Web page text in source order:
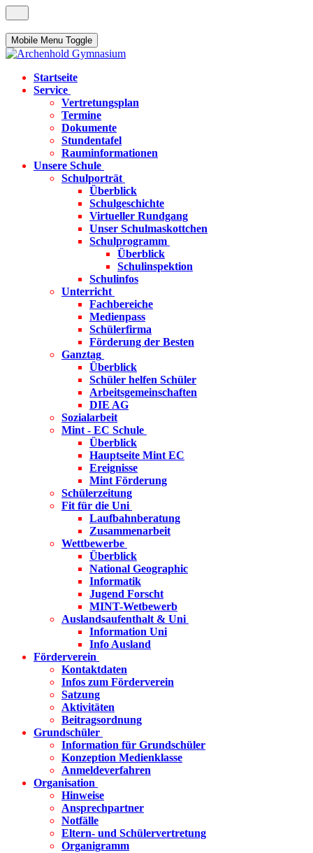
Mobile Menu Toggle
Startseite
Service
Vertretungsplan
Termine
Dokumente
Stundentafel
Rauminformationen
Unsere Schule
Schulporträt
Überblick
Schulgeschichte
Virtueller Rundgang
Unser Schulmaskottchen
Schulprogramm
Überblick
Schulinspektion
Schulinfos
Unterricht
Fachbereiche
Medienpass
Schülerfirma
Förderung der Besten
Ganztag
Überblick
Schüler helfen Schüler
Arbeitsgemeinschaften
DIE AG
Sozialarbeit
Mint - EC Schule
Überblick
Hauptseite Mint EC
Ereignisse
Mint Förderung
Schülerzeitung
Fit für die Uni
Laufbahnberatung
Zusammenarbeit
Wettbewerbe
Überblick
National Geographic
Informatik
Jugend Forscht
MINT-Wetbewerb
Auslandsaufenthalt & Uni
Information Uni
Info Ausland
Förderverein
Kontaktdaten
Infos zum Förderverein
Satzung
Aktivitäten
Beitragsordnung
Grundschüler
Information für Grundschüler
Konzeption Medienklasse
Anmeldeverfahren
Organisation
Hinweise
Ansprechpartner
Notfälle
Eltern- und Schülervertretung
Organigramm